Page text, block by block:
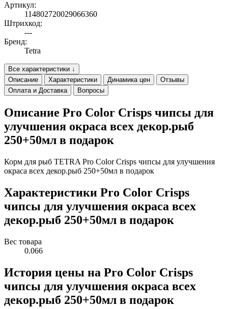
Артикул:
114802720029066360
Штрихкод:
---
Бренд:
Tetra
Все характеристики ↓
Описание
Характеристики Динамика цен
Отзывы
Оплата и Доставка
Вопросы
Описание Pro Color Crisps чипсы для
улучшения окраса всех декор.рыб
250+50мл в подарок
Корм для рыб TETRA Pro Color Crisps чипсы для улучшения
окраса всех декор.рыб 250+50мл в подарок
Характеристики Pro Color Crisps
чипсы для улучшения окраса всех
декор.рыб 250+50мл в подарок
Вес товара
0.066
История цены на Pro Color Crisps
чипсы для улучшения окраса всех
декор.рыб 250+50мл в подарок